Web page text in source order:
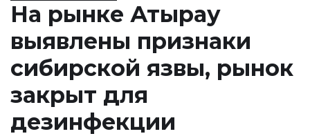
На рынке Атырау
выявлены признаки
сибирской язвы, рынок
закрыт для
дезинфекции